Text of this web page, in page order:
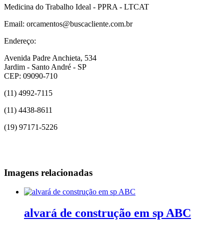
Medicina do Trabalho Ideal - PPRA - LTCAT
Email: orcamentos@buscacliente.com.br
Endereço:
Avenida Padre Anchieta, 534
Jardim - Santo André - SP
CEP: 09090-710
(11) 4992-7115
(11) 4438-8611
(19) 97171-5226
Imagens relacionadas
alvará de construção em sp ABC